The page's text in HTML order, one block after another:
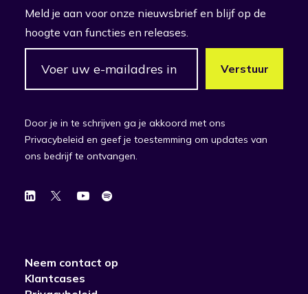
Meld je aan voor onze nieuwsbrief en blijf op de
hoogte van functies en releases.
Door je in te schrijven ga je akkoord met ons
Privacybeleid en geef je toestemming om updates van
ons bedrijf te ontvangen.
Neem contact op
Klantcases